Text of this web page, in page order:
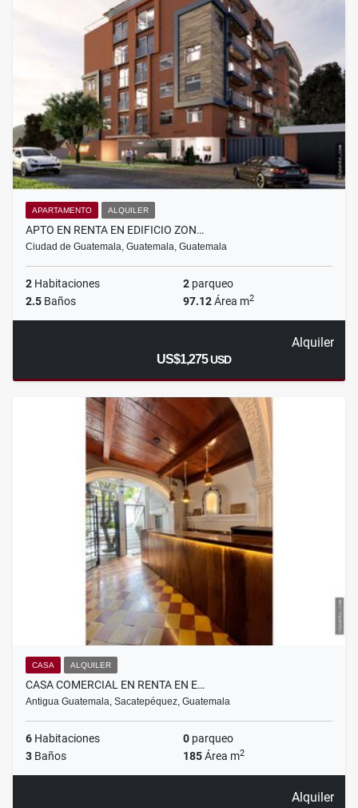
APARTAMENTO ALQUILER
APTO EN RENTA EN EDIFICIO ZON…
Ciudad de Guatemala, Guatemala, Guatemala
2 Habitaciones 2 parqueo
2.5 Baños 97.12Área m2
Alquiler
US$1,275USD
CASA ALQUILER
CASA COMERCIAL EN RENTA EN E…
Antigua Guatemala, Sacatepéquez, Guatemala
6 Habitaciones 0 parqueo
3 Baños 185Área m2
Alquiler